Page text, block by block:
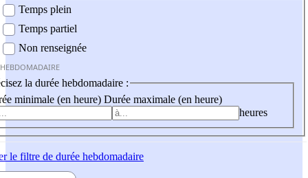
Temps plein
Temps partiel
Non renseignée
la durée hebdomadaire :
minimale (en heure) Durée maximale (en heure)
heures
le filtre de durée hebdomadaire